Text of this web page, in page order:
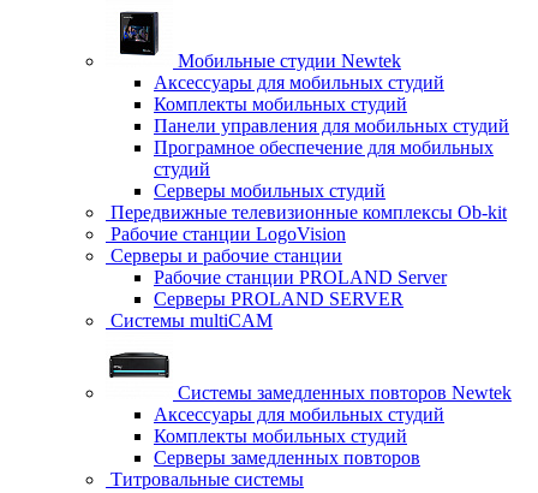
Мобильные студии Newtek
Аксессуары для мобильных студий
Комплекты мобильных студий
Панели управления для мобильных студий
Програмное обеспечение для мобильных
студий
Серверы мобильных студий
Передвижные телевизионные комплексы Ob-kit
Рабочие станции LogoVision
Серверы и рабочие станции
Рабочие станции PROLAND Server
Серверы PROLAND SERVER
Системы multiCAM
Системы замедленных повторов Newtek
Аксессуары для мобильных студий
Комплекты мобильных студий
Серверы замедленных повторов
Титровальные системы